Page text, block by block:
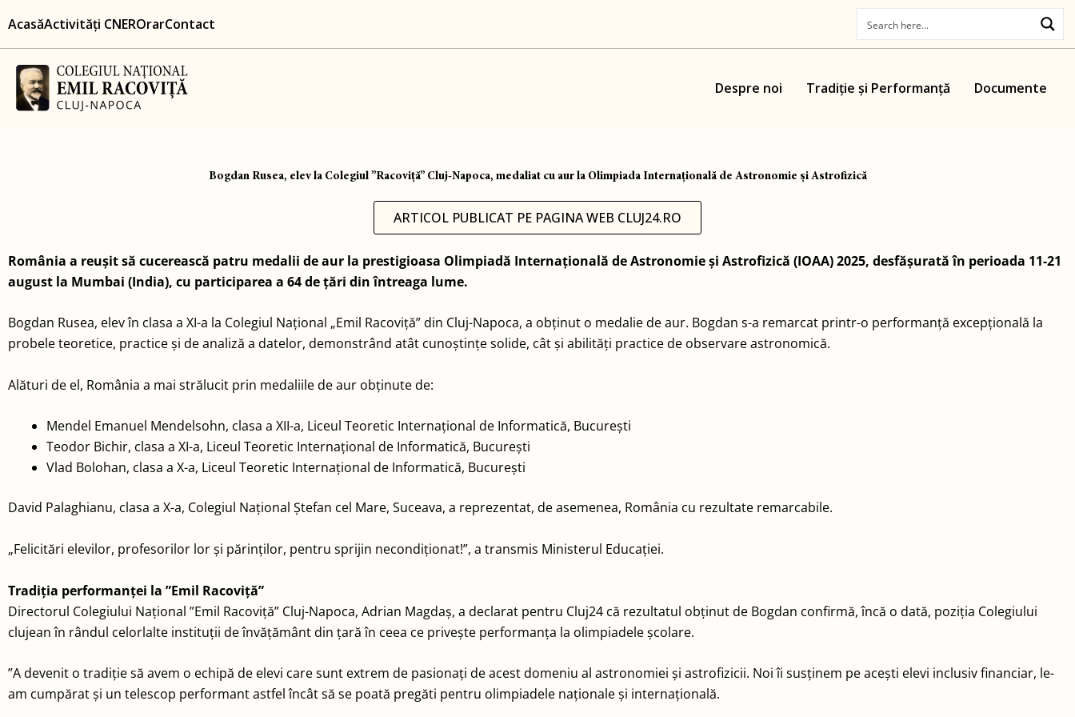
to
content
AcasăActivități CNEROrarContact
Despre noi Tradiție și Performanță Documente
Bogdan Rusea, elev la Colegiul ”Racoviță” Cluj-Napoca, medaliat cu aur la Olimpiada Internațională de Astronomie și Astrofizică
ARTICOL PUBLICAT PE PAGINA WEB CLUJ24.RO
România a reușit să cucerească patru medalii de aur la prestigioasa Olimpiadă Internațională de Astronomie și Astrofizică (IOAA) 2025, desfășurată în perioada 11-21
august la Mumbai (India), cu participarea a 64 de țări din întreaga lume.
Bogdan Rusea, elev în clasa a XI-a la Colegiul Național „Emil Racoviță” din Cluj-Napoca, a obținut o medalie de aur. Bogdan s-a remarcat printr-o performanță excepțională la
probele teoretice, practice și de analiză a datelor, demonstrând atât cunoștințe solide, cât și abilități practice de observare astronomică.
Alături de el, România a mai strălucit prin medaliile de aur obținute de:
Mendel Emanuel Mendelsohn, clasa a XII-a, Liceul Teoretic Internațional de Informatică, București
Teodor Bichir, clasa a XI-a, Liceul Teoretic Internațional de Informatică, București
Vlad Bolohan, clasa a X-a, Liceul Teoretic Internațional de Informatică, București
David Palaghianu, clasa a X-a, Colegiul Național Ștefan cel Mare, Suceava, a reprezentat, de asemenea, România cu rezultate remarcabile.
„Felicitări elevilor, profesorilor lor și părinților, pentru sprijin necondiționat!”, a transmis Ministerul Educației.
Tradiția performanței la ”Emil Racoviță”
Directorul Colegiului Național ”Emil Racoviță” Cluj-Napoca, Adrian Magdaș, a declarat pentru Cluj24 că rezultatul obținut de Bogdan confirmă, încă o dată, poziția Colegiului
clujean în rândul celorlalte instituții de învățământ din țară în ceea ce privește performanța la olimpiadele școlare.
”A devenit o tradiție să avem o echipă de elevi care sunt extrem de pasionați de acest domeniu al astronomiei și astrofizicii. Noi îi susținem pe acești elevi inclusiv financiar, le-
am cumpărat și un telescop performant astfel încât să se poată pregăti pentru olimpiadele naționale și internațională.